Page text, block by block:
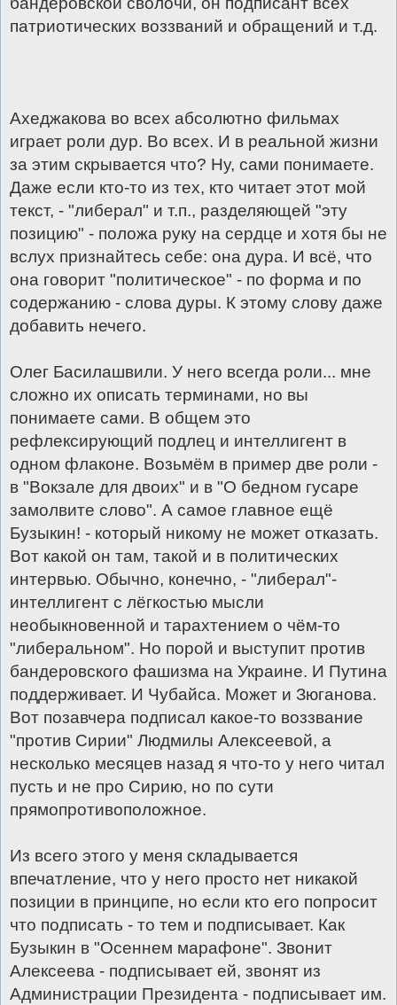
патриотических воззваний и обращений и т.д.
Ахеджакова во всех абсолютно фильмах
играет роли дур. Во всех. И в реальной жизни
за этим скрывается что? Ну, сами понимаете.
Даже если кто-то из тех, кто читает этот мой
текст, - "либерал" и т.п., разделяющей "эту
позицию" - положа руку на сердце и хотя бы не
вслух признайтесь себе: она дура. И всё, что
она говорит "политическое" - по форма и по
содержанию - слова дуры. К этому слову даже
добавить нечего.
Олег Басилашвили. У него всегда роли... мне
сложно их описать терминами, но вы
понимаете сами. В общем это
рефлексирующий подлец и интеллигент в
одном флаконе. Возьмём в пример две роли -
в "Вокзале для двоих" и в "О бедном гусаре
замолвите слово". А самое главное ещё
Бузыкин! - который никому не может отказать.
Вот какой он там, такой и в политических
интервью. Обычно, конечно, - "либерал"-
интеллигент с лёгкостью мысли
необыкновенной и тарахтением о чём-то
"либеральном". Но порой и выступит против
бандеровского фашизма на Украине. И Путина
поддерживает. И Чубайса. Может и Зюганова.
Вот позавчера подписал какое-то воззвание
"против Сирии" Людмилы Алексеевой, а
несколько месяцев назад я что-то у него читал
пусть и не про Сирию, но по сути
прямопротивоположное.
Из всего этого у меня складывается
впечатление, что у него просто нет никакой
позиции в принципе, но если кто его попросит
что подписать - то тем и подписывает. Как
Бузыкин в "Осеннем марафоне". Звонит
Алексеева - подписывает ей, звонят из
Администрации Президента - подписывает им.